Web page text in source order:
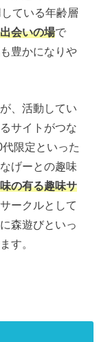
ている年齢層
会いの場で
豊かになりや
、活動してい
サイトがつな
限定といった
げーとの趣味
の有る趣味サ
ークルとして
森遊びといっ
す。